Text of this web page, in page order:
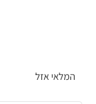
המלאי אזל